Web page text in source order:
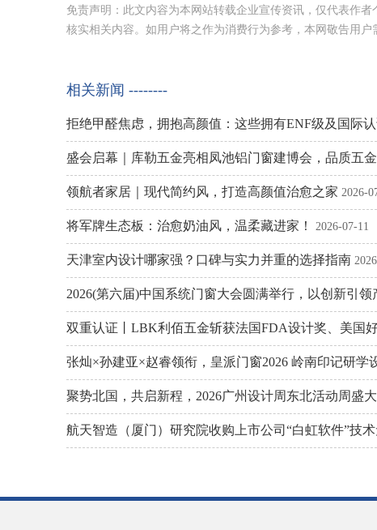
免责声明：此文内容为本网站转载企业宣传资讯，仅代表作
核实相关内容。如用户将之作为消费行为参考，本网敬告用户
相关新闻 --------
拒绝甲醛焦虑，拥抱高颜值：这些拥有ENF级及国际
盛会启幕｜库勒五金亮相凤池铝门窗建博会，品质五
领航者家居｜现代简约风，打造高颜值治愈之家 2026-
将军牌生态板：治愈奶油风，温柔藏进家！ 2026-07-11
天津室内设计哪家强？口碑与实力并重的选择指南
2026(第六届)中国系统门窗大会圆满举行，以创新引领
双重认证丨LBK利佰五金斩获法国FDA设计奖、美国
张灿×孙建亚×赵睿领衔，皇派门窗2026 岭南印记研学
聚势北国，共启新程，2026广州设计周东北活动周盛
航天智造（厦门）研究院收购上市公司“白虹软件”技